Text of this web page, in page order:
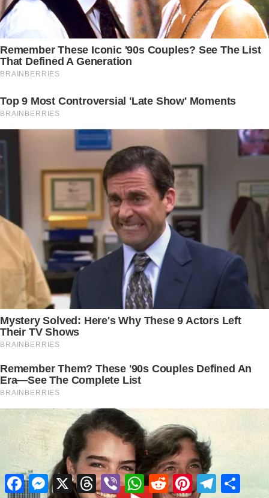
FacebookMessenger
X ThreadsViberWhatsApp
RedditPinterestTelegram